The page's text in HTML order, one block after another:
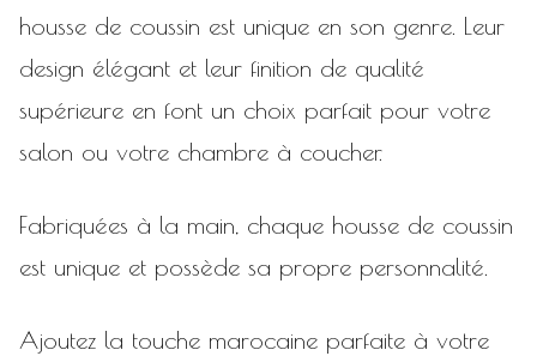
housse de coussin est unique en son genre. Leur
design élégant et leur finition de qualité
supérieure en font un choix parfait pour votre
salon ou votre chambre à coucher.
Fabriquées à la main, chaque housse de coussin
est unique et possède sa propre personnalité.
Ajoutez la touche marocaine parfaite à votre